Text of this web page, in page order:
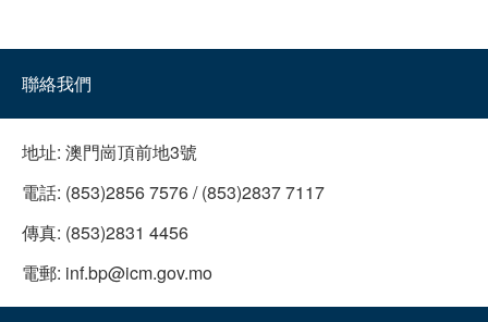
聯絡我們
地址: 澳門崗頂前地3號
電話: (853)2856 7576 / (853)2837 7117
傳真: (853)2831 4456
電郵: inf.bp@icm.gov.mo